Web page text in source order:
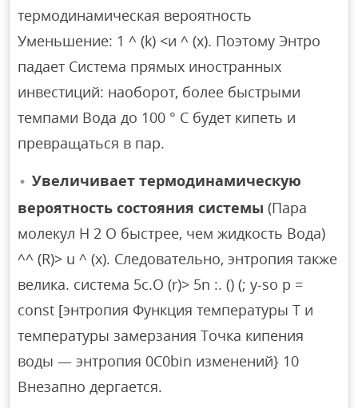
термодинамическая вероятность
Уменьшение: 1 ^ (k) <и ^ (x). Поэтому Энтро
падает Система прямых иностранных
инвестиций: наоборот, более быстрыми
темпами Вода до 100 ° C будет кипеть и
превращаться в пар.
Увеличивает термодинамическую
вероятность состояния системы (Пара
молекул H 2 O быстрее, чем жидкость Вода)
^^ (R)> u ^ (x). Следовательно, энтропия также
велика. система 5c.O (r)> 5n :. () (; y-so p =
const [энтропия Функция температуры Т и
температуры замерзания Точка кипения
воды — энтропия 0С0bin изменений} 10
Внезапно дергается.